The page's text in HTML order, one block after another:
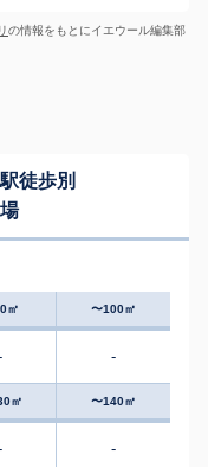
の情報をもとにイエウール編集部
徒歩別
㎡ 〜100㎡
-
㎡ 〜140㎡
-